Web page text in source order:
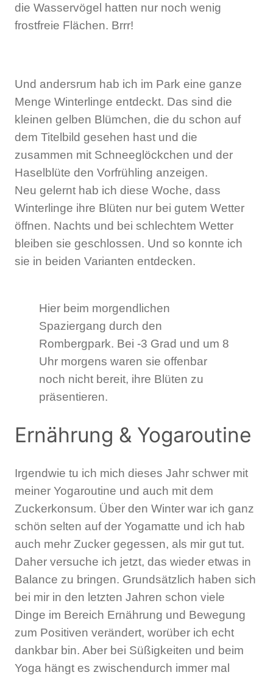
die Wasservögel hatten nur noch wenig
frostfreie Flächen. Brrr!
Und andersrum hab ich im Park eine ganze
Menge Winterlinge entdeckt. Das sind die
kleinen gelben Blümchen, die du schon auf
dem Titelbild gesehen hast und die
zusammen mit Schneeglöckchen und der
Haselblüte den Vorfrühling anzeigen.
Neu gelernt hab ich diese Woche, dass
Winterlinge ihre Blüten nur bei gutem Wetter
öffnen. Nachts und bei schlechtem Wetter
bleiben sie geschlossen. Und so konnte ich
sie in beiden Varianten entdecken.
Hier beim morgendlichen
Spaziergang durch den
Rombergpark. Bei -3 Grad und um 8
Uhr morgens waren sie offenbar
noch nicht bereit, ihre Blüten zu
präsentieren.
Ernährung & Yogaroutine
Irgendwie tu ich mich dieses Jahr schwer mit
meiner Yogaroutine und auch mit dem
Zuckerkonsum. Über den Winter war ich ganz
schön selten auf der Yogamatte und ich hab
auch mehr Zucker gegessen, als mir gut tut.
Daher versuche ich jetzt, das wieder etwas in
Balance zu bringen. Grundsätzlich haben sich
bei mir in den letzten Jahren schon viele
Dinge im Bereich Ernährung und Bewegung
zum Positiven verändert, worüber ich echt
dankbar bin. Aber bei Süßigkeiten und beim
Yoga hängt es zwischendurch immer mal